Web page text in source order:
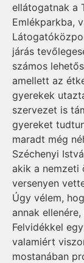
ellátogatnak a
Emlékparkba,
járás
számos
amellett az
gyerekek
szervezet is
gyereket
maradt még
Széchenyi
akik a nemzeti
versenyen
Úgy vélem,
annak
Felvidékkel
valamiért
mostanában